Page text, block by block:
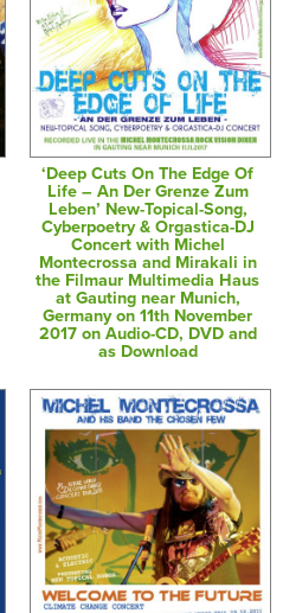
‘Deep Cuts On The Edge Of
Life – An Der Grenze Zum
Leben’ New-Topical-Song,
Cyberpoetry & Orgastica-DJ
Concert with Michel
Montecrossa and Mirakali in
the Filmaur Multimedia Haus
at Gauting near Munich,
Germany on 11th November
2017 on Audio-CD, DVD and
as Download